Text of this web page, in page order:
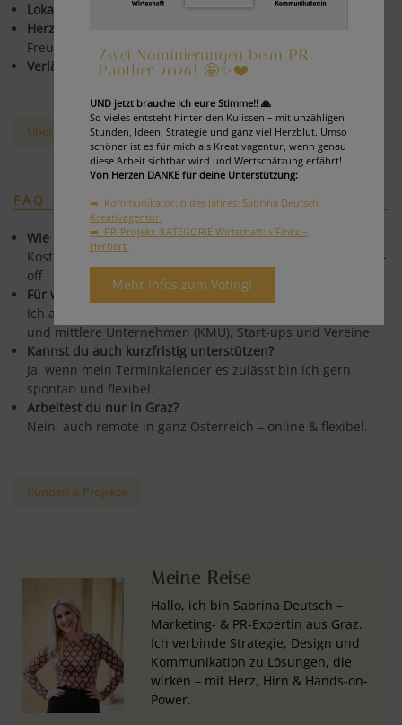
Lokal in Graz - vernetzt in ganz Österreich.
Herzlich & nahbar:
Zusammenarbeit auf Augenhöhe, mit
Freude & Begeisterung.
Verlässlich & engagiert:Mit Herzblut und Verantwortung
Über mich & meine Reise
FAQ - HÄUFIGE FRAGEN
Wie läuft ein Projektstart ab?
Kostenloses Erstgespräch → Zielklärung → Angebot → Kick-
off
Für wen arbeitest du?
Ich arbeite für Ein-Personen-Unternehmen (EPU), kleine
und mittlere Unternehmen (KMU), Start-ups und Vereine
Kannst du auch kurzfristig unterstützen?
Ja, wenn mein Terminkalender es zulässt bin ich gern
spontan und flexibel.
Arbeitest du nur in Graz?
Nein, auch remote in ganz Österreich – online & flexibel.
Kunden & Projekte
Meine Reise
Hallo, ich bin Sabrina Deutsch –
Marketing- & PR-Expertin aus Graz.
Ich verbinde Strategie, Design und
Kommunikation zu Lösungen, die
wirken – mit Herz, Hirn & Hands-on-
Power.
Zwei Nominierungen beim PR-
Panther 2026! 🤩✨❤️
UND jetzt brauche ich eure Stimme!! 🙏
So vieles entsteht hinter den Kulissen – mit unzähligen
Stunden, Ideen, Strategie und ganz viel Herzblut. Umso
schöner ist es für mich als Kreativagentur, wenn genau
diese Arbeit sichtbar wird und Wertschätzung erfährt!
Von Herzen DANKE für deine Unterstützung:
➡️ Kommunikator:in des Jahres: Sabrina Deutsch
Kreativagentur
➡️ PR-Projekt: KATEGORIE Wirtschaft: s´Finks –
Herbert
Mehr Infos zum Voting!